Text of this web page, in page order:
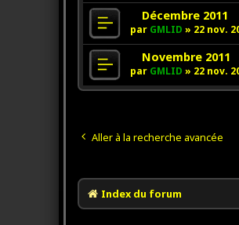
g
e
s
s
a
g
e
u
m
e
s
s
a
g
v
e
u
m
e
s
e
N
o
v
e
u
s
e
Décembre 2011
par GMLID » 22 nov.
N
o
v
u
s
s
a
Novembre 2011
par GMLID » 22 nov.
Aller à la recherche avancée
Index du forum